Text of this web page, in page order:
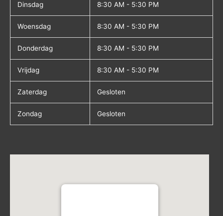
Dinsdag 8:30 AM - 5:30 PM
Woensdag 8:30 AM - 5:30 PM
Donderdag 8:30 AM - 5:30 PM
Vrijdag 8:30 AM - 5:30 PM
Zaterdag Gesloten
Zondag Gesloten